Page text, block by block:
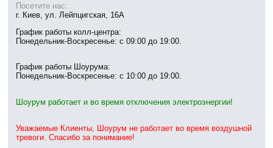
Посетите нас:
г. Киев, ул. Лейпцигская, 16А
График работы колл-центра:
Понедельник-Воскресенье: с 09:00 до 19:00.
График работы Шоурума:
Понедельник-Воскресенье: с 10:00 до 19:00.
Шоурум работает и во время отключения электроэнергии!
Уважаемые Клиенты, Шоурум не работает во время воздушной
тревоги. Спасибо за понимание!